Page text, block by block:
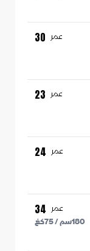
عمر 30
عمر 23
عمر 24
عمر 34
180سم /75كغ